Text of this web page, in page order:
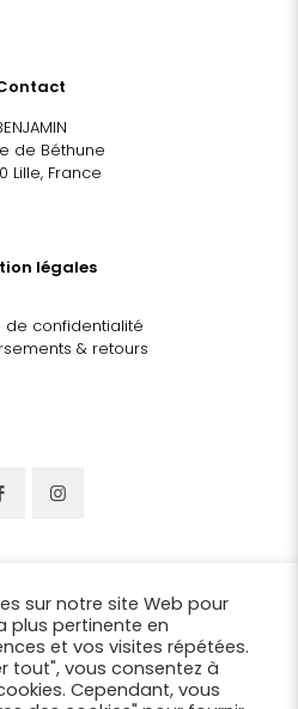
de Béthune
Lille, France
légales
de confidentialité
& retours
sur notre site Web pour
plus pertinente en
et vos visites répétées.
tout", vous consentez à
Cependant, vous